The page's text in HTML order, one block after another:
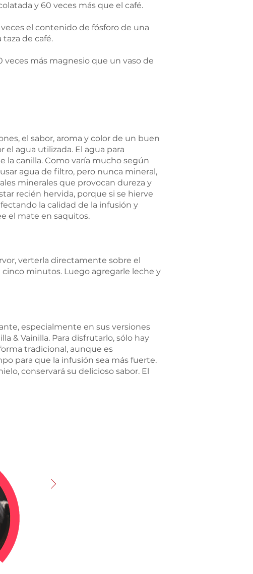
y 60 veces más que el café.
el contenido de fósforo de una
de café.
veces más magnesio que un vaso de
el sabor, aroma y color de un buen
el agua utilizada. El agua para
la canilla. Como varía mucho según
agua de filtro, pero nunca mineral,
minerales que provocan dureza y
recién hervida, porque si se hierve
la calidad de la infusión y
el mate en saquitos.
verterla directamente sobre el
minutos. Luego agregarle leche y
especialmente en sus versiones
& Vainilla. Para disfrutarlo, sólo hay
tradicional, aunque es
para que la infusión sea más fuerte.
conservará su delicioso sabor. El